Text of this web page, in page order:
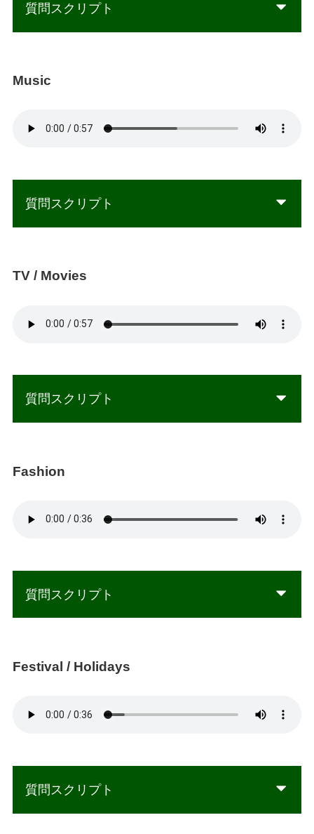
質問スクリプト
Music
質問スクリプト
TV / Movies
質問スクリプト
Fashion
質問スクリプト
Festival / Holidays
質問スクリプト